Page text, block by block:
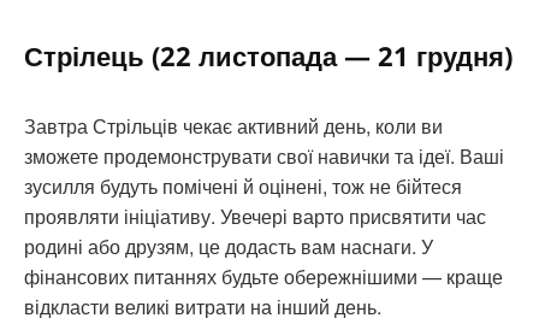
Стрілець (22 листопада — 21 грудня)
Завтра Стрільців чекає активний день, коли ви
зможете продемонструвати свої навички та ідеї. Ваші
зусилля будуть помічені й оцінені, тож не бійтеся
проявляти ініціативу. Увечері варто присвятити час
родині або друзям, це додасть вам наснаги. У
фінансових питаннях будьте обережнішими — краще
відкласти великі витрати на інший день.